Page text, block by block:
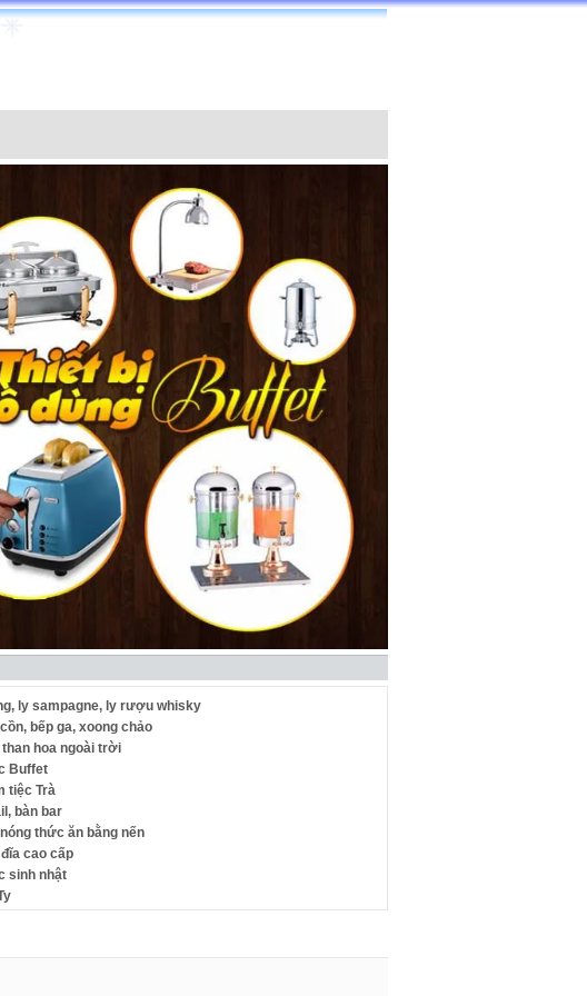
ly sampagne, ly rượu whisky
bếp ga, xoong chảo
hoa ngoài trời
Buffet
tiệc Trà
bàn bar
thức ăn bằng nến
cao cấp
sinh nhật